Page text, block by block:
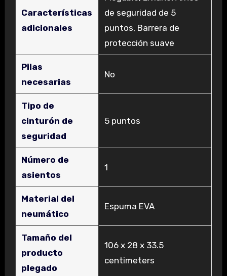
Características
adicionales
de seguridad de 5
puntos, Barrera de
protección suave
Pilas
necesarias
‎No
Tipo de
cinturón de
seguridad
‎5 puntos
Número de
asientos
‎1
Material del
neumático
‎Espuma EVA
Tamaño del
producto
plegado
‎106 x 28 x 33.5
centimeters